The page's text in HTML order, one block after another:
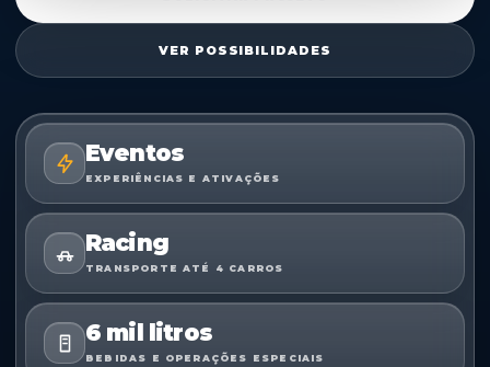
VER POSSIBILIDADES
Eventos
EXPERIÊNCIAS E ATIVAÇÕES
Racing
TRANSPORTE ATÉ 4 CARROS
6 mil litros
BEBIDAS E OPERAÇÕES ESPECIAIS